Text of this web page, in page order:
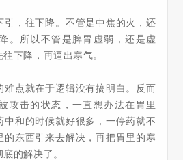
引，往下降。不管是中焦的火，还
。所以不管是脾胃虚弱，还是虚
下降，再逼出寒气。
难点就在于逻辑没有搞明白。反而
攻击的状态，一直想办法在胃里
中和的时候就好很多，一停药就不
的东西引来去解决，再把胃里的寒
的解决了。